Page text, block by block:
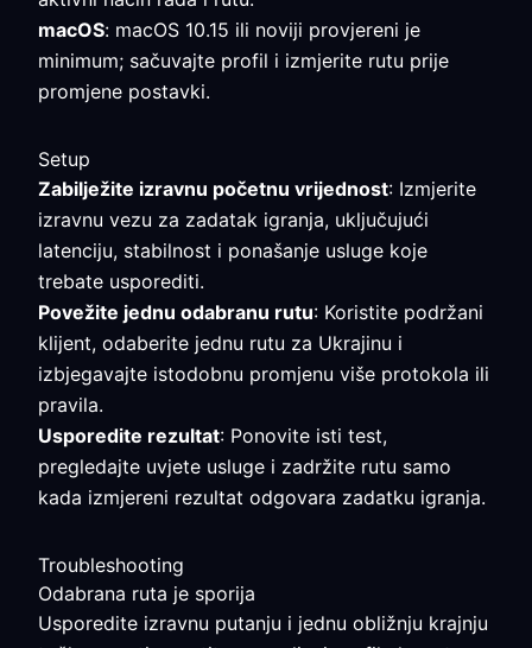
macOS: macOS 10.15 ili noviji provjereni je
minimum; sačuvajte profil i izmjerite rutu prije
promjene postavki.
Setup
Zabilježite izravnu početnu vrijednost: Izmjerite
izravnu vezu za zadatak igranja, uključujući
latenciju, stabilnost i ponašanje usluge koje
trebate usporediti.
Povežite jednu odabranu rutu: Koristite podržani
klijent, odaberite jednu rutu za Ukrajinu i
izbjegavajte istodobnu promjenu više protokola ili
pravila.
Usporedite rezultat: Ponovite isti test,
pregledajte uvjete usluge i zadržite rutu samo
kada izmjereni rezultat odgovara zadatku igranja.
Troubleshooting
Odabrana ruta je sporija
Usporedite izravnu putanju i jednu obližnju krajnju